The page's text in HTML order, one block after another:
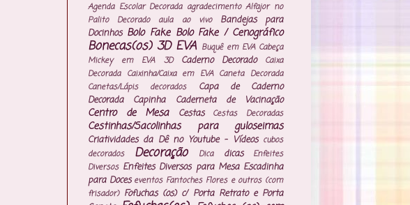
Agenda Escolar Decorada agradecimento Alfajor no
Palito Decorado
aula ao vivo
Bandejas para
Docinhos Bolo Fake Bolo Fake / Cenográfico
Bonecas(os) 3D EVA Buquê em EVA Cabeça
Mickey em EVA 3D
Caderno Decorado
Caixa
Decorada Caixinha/Caixa em EVA Caneta Decorada
Canetas/Lápis decorados
Capa de Caderno
Decorada
Capinha Caderneta de Vacinação
Centro de Mesa Cestas Cestas Decoradas
Cestinhas/Sacolinhas para guloseimas
Criatividades da Dê no Youtube - Vídeos cubos
decorados
Decoração Dica dicas
Enfeites
Diversos Enfeites Diversos para Mesa Escadinha
para Doces eventos Fantoches Flores e outros (com
frisador) Fofuchas (os) c/ Porta Retrato e Porta